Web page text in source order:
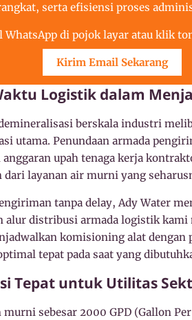
serta efisiensi proses
di pojok layar atau klik
Kirim Email Sekarang
Logistik dalam
berskala industri
utama. Penundaan armada
upah tenaga kerja
layanan air murni yang
tanpa delay, Ady Water
alur distribusi armada logistik
komisioning alat
tepat pada saat yang
Tepat untuk Utilitas
sebesar 2000 GPD (Gallon